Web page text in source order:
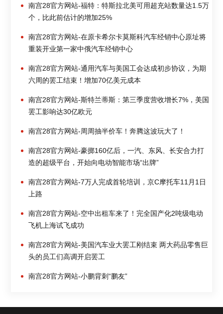
南宫28官方网站-福特：特斯拉北美可用超充站数量达1.5万
个，比此前估计的增加25%
南宫28官方网站-在原卡希尔卡莫斯科汽车经销中心原址将
重装开业第一家中俄汽车经销中心
南宫28官方网站-通用汽车与美国工会达成初步协议，为期
六周的罢工结束！增加70亿美元成本
南宫28官方网站-斯特兰蒂斯：第三季度营收增长7%，美国
罢工影响达30亿欧元
南宫28官方网站-周周抽半价车！奔腾这波玩大了！
南宫28官方网站-豪掷160亿后，一汽、东风、长安合力打
造的超级平台，开始向电动智能市场“出牌”
南宫28官方网站-7万人完成首轮培训，京C摩托车11月1日
上路
南宫28官方网站-空中出租车来了！完全国产化2吨级电动
飞机上海试飞成功
南宫28官方网站-美国汽车业大罢工刚结束 两大药品零售巨
头的员工们高调开启罢工
南宫28官方网站-小鹏背刺“鹏友”